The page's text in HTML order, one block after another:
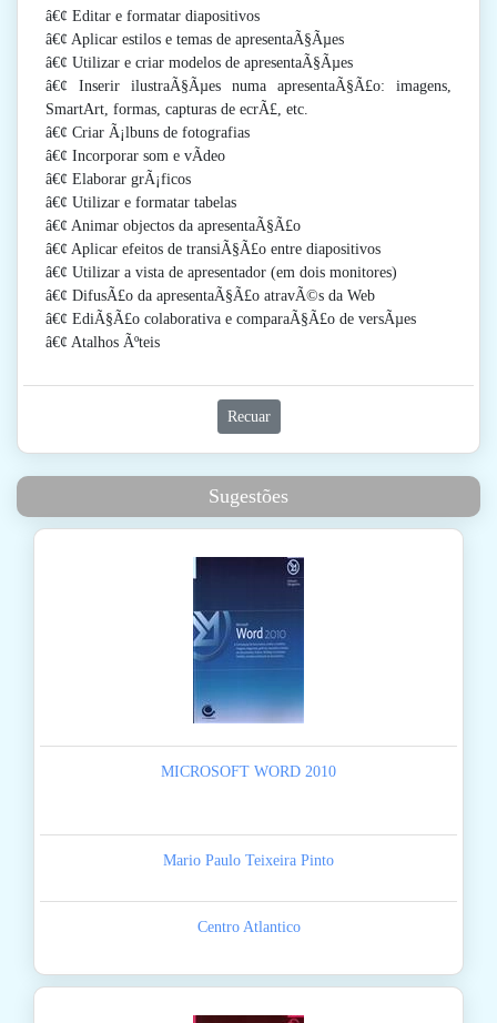
â€¢ Editar e formatar diapositivos
â€¢ Aplicar estilos e temas de apresentaÃ§Ãµes
â€¢ Utilizar e criar modelos de apresentaÃ§Ãµes
â€¢ Inserir ilustraÃ§Ãµes numa apresentaÃ§Ã£o: imagens,
SmartArt, formas, capturas de ecrÃ£, etc.
â€¢ Criar Ã¡lbuns de fotografias
â€¢ Incorporar som e vÃ­deo
â€¢ Elaborar grÃ¡ficos
â€¢ Utilizar e formatar tabelas
â€¢ Animar objectos da apresentaÃ§Ã£o
â€¢ Aplicar efeitos de transiÃ§Ã£o entre diapositivos
â€¢ Utilizar a vista de apresentador (em dois monitores)
â€¢ DifusÃ£o da apresentaÃ§Ã£o atravÃ©s da Web
â€¢ EdiÃ§Ã£o colaborativa e comparaÃ§Ã£o de versÃµes
â€¢ Atalhos Ãºteis
Recuar
Sugestões
MICROSOFT WORD 2010
Mario Paulo Teixeira Pinto
Centro Atlantico